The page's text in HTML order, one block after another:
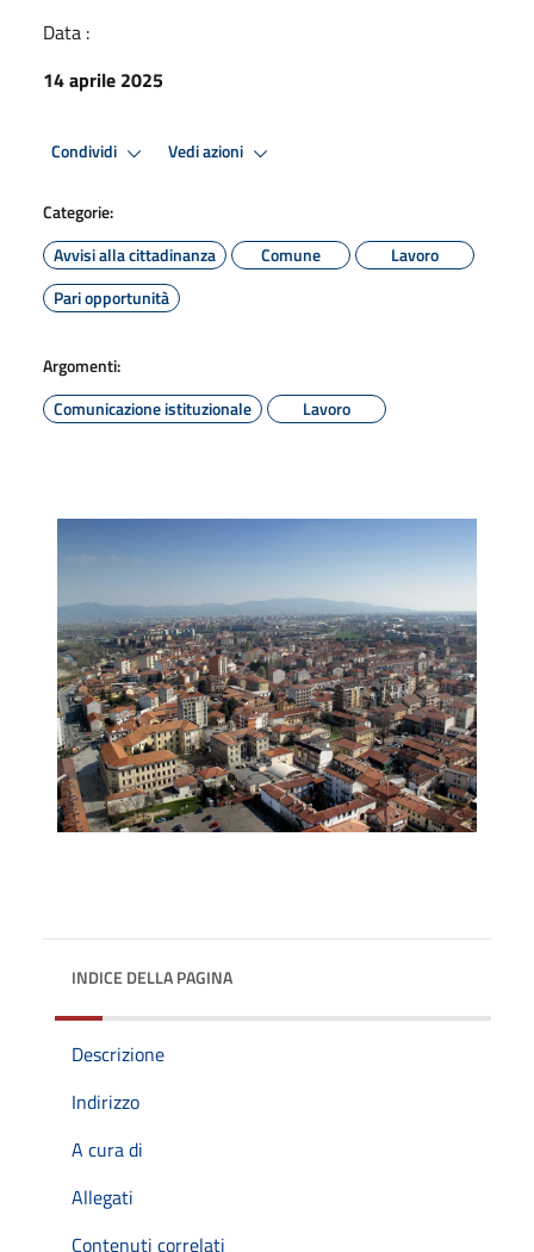
Data :
14 aprile 2025
Condividi Vedi azioni
Categorie:
Avvisi alla cittadinanza
Comune
Lavoro
Pari opportunità
Argomenti:
Comunicazione istituzionale
Lavoro
INDICE DELLA PAGINA
Descrizione
Indirizzo
A cura di
Allegati
Contenuti correlati